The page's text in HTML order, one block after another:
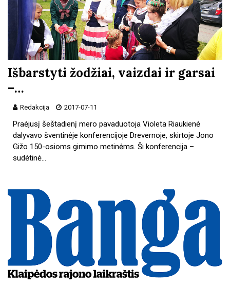
Išbarstyti žodžiai, vaizdai ir garsai
–…
Redakcija 2017-07-11
Praėjusį šeštadienį mero pavaduotoja Violeta Riaukienė
dalyvavo šventinėje konferencijoje Drevernoje, skirtoje Jono
Gižo 150-osioms gimimo metinėms. Ši konferencija –
sudėtinė…